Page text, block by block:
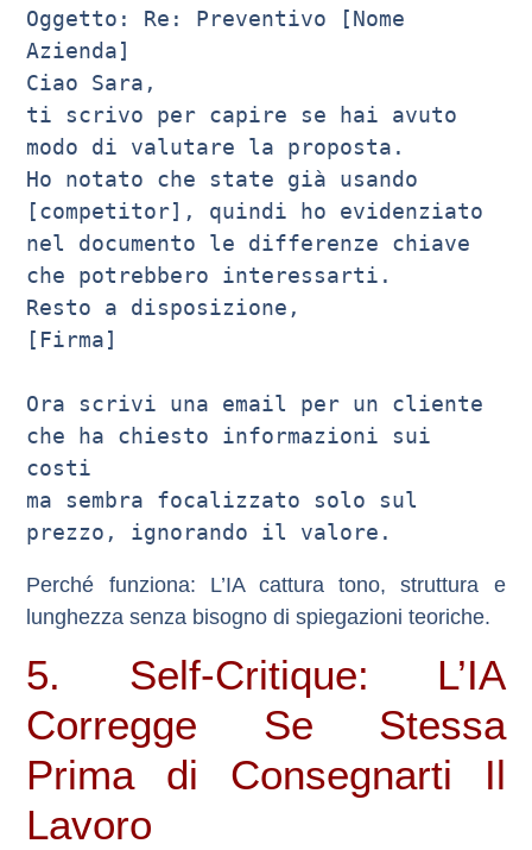
Oggetto: Re: Preventivo [Nome
Azienda]
Ciao Sara,
ti scrivo per capire se hai avuto
modo di valutare la proposta.
Ho notato che state già usando
[competitor], quindi ho evidenziato
nel documento le differenze chiave
che potrebbero interessarti.
Resto a disposizione,
[Firma]
Ora scrivi una email per un cliente
che ha chiesto informazioni sui
costi
ma sembra focalizzato solo sul
Perché funziona: L’IA cattura tono, struttura e
lunghezza senza bisogno di spiegazioni teoriche.
5. Self-Critique: L’IA
Corregge Se Stessa
Prima di Consegnarti Il
Lavoro